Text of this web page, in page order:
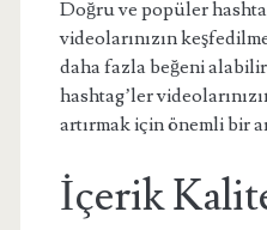
Doğru ve popüler
videolarınızın
daha fazla beğeni
hashtag’ler
artırmak için önemli bir
İçerik